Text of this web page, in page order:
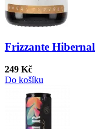
Frizzante Hibernal
249 Kč
Do košíku